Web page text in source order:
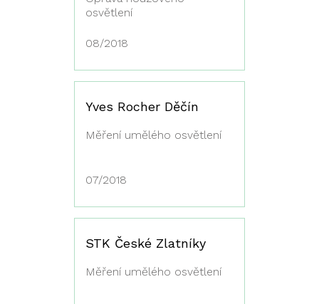
osvětlení
08/2018
Yves Rocher Děčín
Měření umělého osvětlení
07/2018
STK České Zlatníky
Měření umělého osvětlení